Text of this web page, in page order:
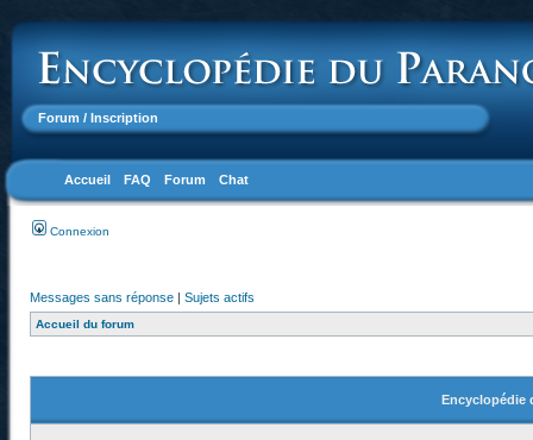
Forum / Inscription
Accueil FAQ Forum Chat
Connexion
Messages sans réponse | Sujets actifs
Accueil du forum
Encyclopédie